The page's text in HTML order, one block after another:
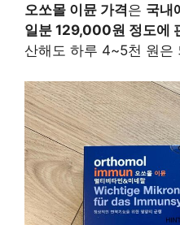
오쏘몰 이뮨 가격은 국내
일분 129,000원 정도에
산해도 하루 4~5천 원은